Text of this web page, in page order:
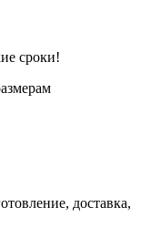
сроки!
доставка,